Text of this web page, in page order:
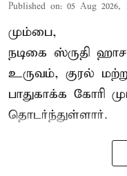
Published on: 05 Aug 2026,
மும்பை,
நடிகை ஸ்ருதி
உருவம், குரல்
பாதுகாக்க கோரி
தொடர்ந்துள்ளார்.